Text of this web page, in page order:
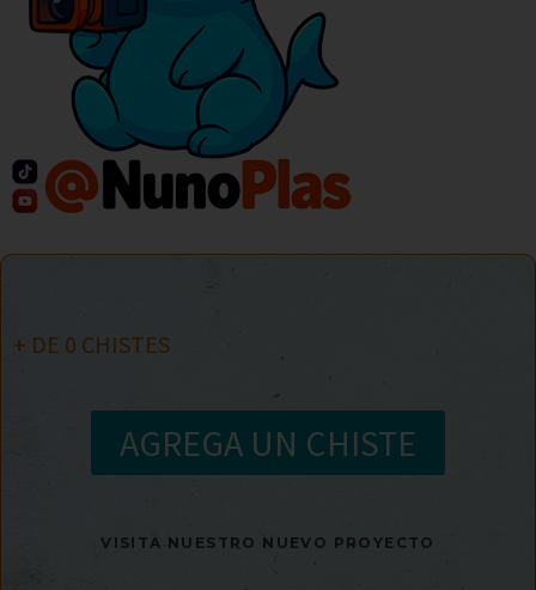
+ DE 0 CHISTES
AGREGA UN CHISTE
VISITA NUESTRO NUEVO PROYECTO